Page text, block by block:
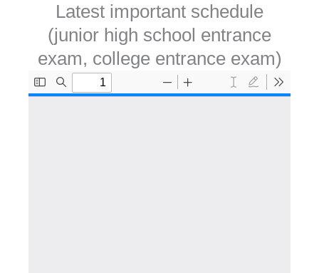
Latest important schedule
(junior high school entrance
exam, college entrance exam)